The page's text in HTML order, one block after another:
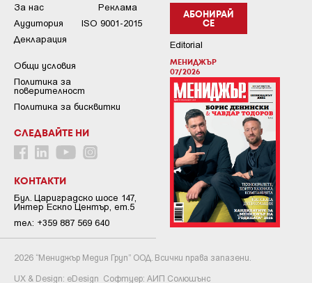
АБОНИРАЙ
СЕ
Editorial
МЕНИДЖЪР
07/2026
За нас
Реклама
Аудитория
ISO 9001-2015
Декларация
Общи условия
Пoлитикa зa
пoвepитeлнocт
Политика за бисквитки
СЛЕДВАЙТЕ НИ
КОНТАКТИ
Бул. Цариградско шосе 147,
Интер Ескпо Център, ет.5
тел: +359 887 569 640
2026 “Мениджър Медия Груп” ООД. Всички права запазени.
UX & Design: eDesign Софтуер: АИП Солюшънс